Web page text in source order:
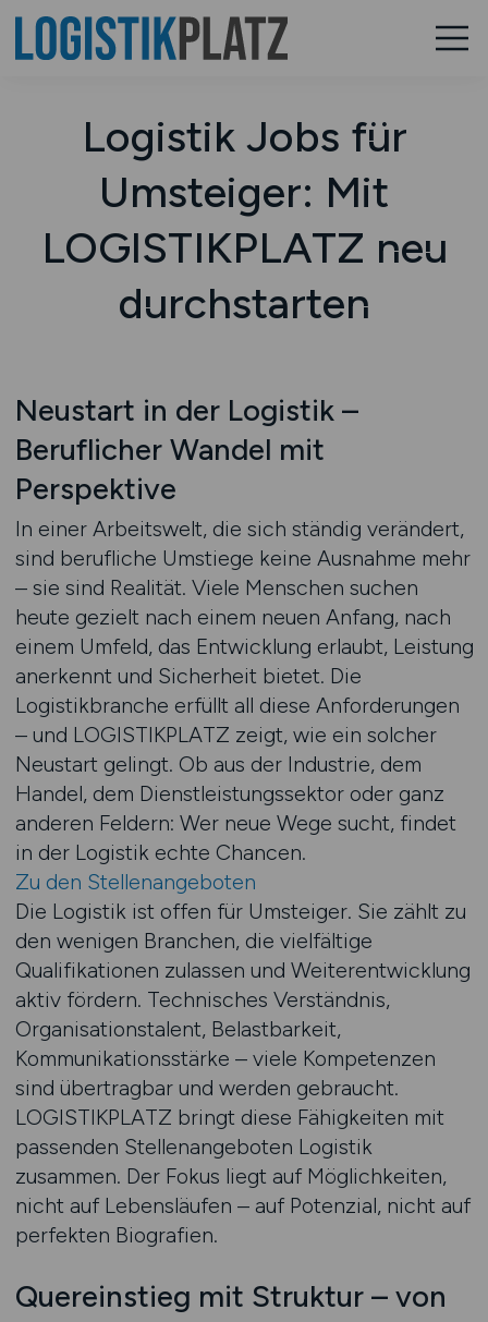
Logistik Jobs für
Umsteiger: Mit
LOGISTIKPLATZ neu
durchstarten
Neustart in der Logistik –
Beruflicher Wandel mit
Perspektive
In einer Arbeitswelt, die sich ständig verändert,
sind berufliche Umstiege keine Ausnahme mehr
– sie sind Realität. Viele Menschen suchen
heute gezielt nach einem neuen Anfang, nach
einem Umfeld, das Entwicklung erlaubt, Leistung
anerkennt und Sicherheit bietet. Die
Logistikbranche erfüllt all diese Anforderungen
– und LOGISTIKPLATZ zeigt, wie ein solcher
Neustart gelingt. Ob aus der Industrie, dem
Handel, dem Dienstleistungssektor oder ganz
anderen Feldern: Wer neue Wege sucht, findet
in der Logistik echte Chancen.
Zu den Stellenangeboten
Die Logistik ist offen für Umsteiger. Sie zählt zu
den wenigen Branchen, die vielfältige
Qualifikationen zulassen und Weiterentwicklung
aktiv fördern. Technisches Verständnis,
Organisationstalent, Belastbarkeit,
Kommunikationsstärke – viele Kompetenzen
sind übertragbar und werden gebraucht.
LOGISTIKPLATZ bringt diese Fähigkeiten mit
passenden Stellenangeboten Logistik
zusammen. Der Fokus liegt auf Möglichkeiten,
nicht auf Lebensläufen – auf Potenzial, nicht auf
perfekten Biografien.
Quereinstieg mit Struktur – von